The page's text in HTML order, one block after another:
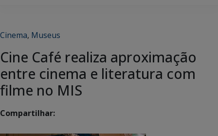
Cinema, Museus
Cine Café realiza aproximação
entre cinema e literatura com
filme no MIS
Compartilhar: